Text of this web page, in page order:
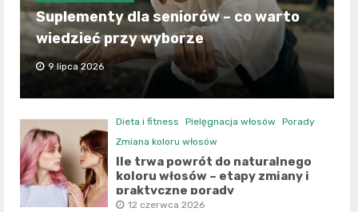
Suplementy dla seniorów – co warto
wiedzieć przy wyborze
9 lipca 2026
Dieta i fitness Pielęgnacja włosów
Porady
Zmiana koloru włosów
Ile trwa powrót do naturalnego
koloru włosów – etapy zmiany i
praktyczne porady
12 czerwca 2026